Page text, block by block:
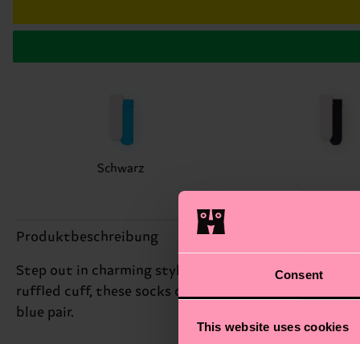
Consent
This website uses cookies
Schwarz
Produktbeschreibung
Step out in charming style with this two-pack of H
ruffled cuff, these socks offer a fun twist on a
blue pair.